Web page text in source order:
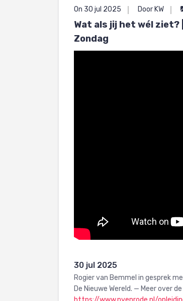
On 30 jul 2025 Door KW
Wat als jij het wél ziet?
Zondag
30 jul 2025
Rogier van Bemmel in gesprek
De Nieuwe Wereld. — Meer over